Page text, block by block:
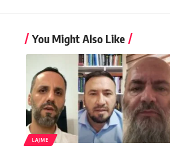
You Might Also Like
LAJME